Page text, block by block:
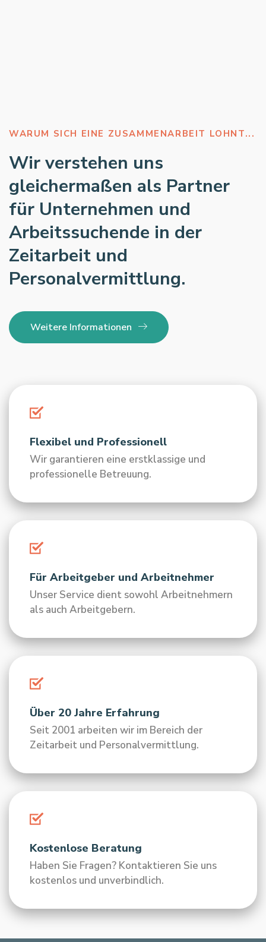
WARUM SICH EINE ZUSAMMENARBEIT LOHNT...
Wir verstehen uns
gleichermaßen als Partner
für Unternehmen und
Arbeitssuchende in der
Zeitarbeit und
Personalvermittlung.
Weitere Informationen
Flexibel und Professionell
Wir garantieren eine erstklassige und
professionelle Betreuung.
Für Arbeitgeber und Arbeitnehmer
Unser Service dient sowohl Arbeitnehmern
als auch Arbeitgebern.
Über 20 Jahre Erfahrung
Seit 2001 arbeiten wir im Bereich der
Zeitarbeit und Personalvermittlung.
Kostenlose Beratung
Haben Sie Fragen? Kontaktieren Sie uns
kostenlos und unverbindlich.